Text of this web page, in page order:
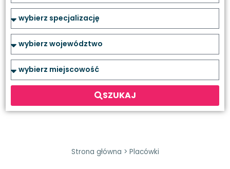
SZUKAJ
Strona główna > Placówki